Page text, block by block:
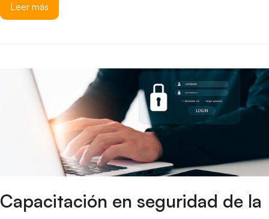
Leer más
Capacitación en seguridad de la